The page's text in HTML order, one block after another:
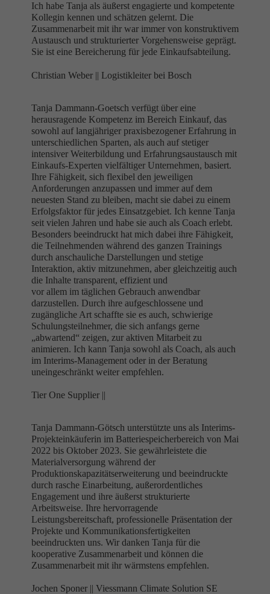
Ich habe Tanja als äußerst engagierte und kompetente
Kollegin kennen und schätzen gelernt. Die
Zusammenarbeit mit ihr war immer von konstruktivem
Austausch und strukturierter Vorgehensweise geprägt.
Sie ist eine Bereicherung für jede Einkaufsabteilung.
Christian Weber || Logistikleiter bei Bosch
Tanja Dammann-Goetsch verfügt über eine
herausragende Kompetenz im Bereich Einkauf, das
sowohl auf langjähriger praxisbezogener Erfahrung in
unterschiedlichen Sparten, als auch auf stetiger
intensiver Weiterbildung und Erfahrungsaustausch mit
Einkaufs-Experten vielfältiger Unternehmen, basiert.
Ihre Fähigkeit, sich flexibel den jeweiligen
Anforderungen anzupassen und immer auf dem
neuesten Stand zu bleiben, macht sie dabei zu einem
Erfolgsfaktor für jedes Einsatzgebiet. Ich kenne Tanja
seit vielen Jahren und habe sie auch als Coach erlebt.
Besonders beeindruckt hat mich dabei ihre Fähigkeit,
die Teilnehmenden während des ganzen Trainings
durch anschauliche Darstellungen und stetige
Interaktion, aktiv mitzunehmen, aber gleichzeitig auch
die Inhalte transparent, effizient und
vor allem im täglichen Gebrauch anwendbar
darzustellen. Durch ihre aufgeschlossene und
zugängliche Art schaffte sie es auch, schwierige
Schulungsteilnehmer, die sich anfangs gerne
„abwartend“ zeigen, zur aktiven Mitarbeit zu
animieren. Ich kann Tanja sowohl als Coach, als auch
im Interims-Management oder in der Beratung
uneingeschränkt weiter empfehlen.
Tier One Supplier ||
Tanja Dammann-Götsch unterstützte uns als Interims-
Projekteinkäuferin im Batteriespeicherbereich von Mai
2022 bis Oktober 2023. Sie gewährleistete die
Materialversorgung während der
Produktionskapazitätserweiterung und beeindruckte
durch rasche Einarbeitung, außerordentliches
Engagement und ihre äußerst strukturierte
Arbeitsweise. Ihre hervorragende
Leistungsbereitschaft, professionelle Präsentation der
Projekte und Kommunikationsfertigkeiten
beeindruckten uns. Wir danken Tanja für die
kooperative Zusammenarbeit und können die
Zusammenarbeit mit ihr wärmstens empfehlen.
Jochen Sponer || Viessmann Climate Solution SE